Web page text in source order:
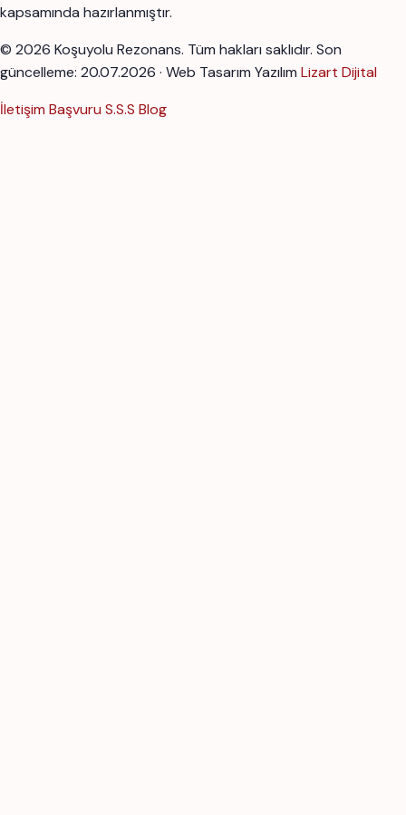
kapsamında hazırlanmıştır.
© 2026 Koşuyolu Rezonans. Tüm hakları saklıdır. Son
güncelleme: 20.07.2026 · Web Tasarım Yazılım Lizart Dijital
İletişim Başvuru S.S.S Blog